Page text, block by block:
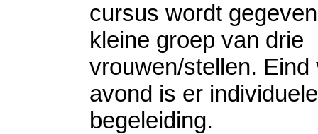
cursus wordt
kleine groep van drie
vrouwen/stellen. Eind
avond is er individuele
begeleiding.